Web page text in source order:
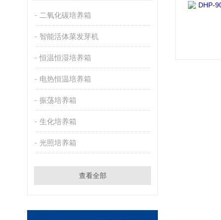
二氧化碳培养箱
智能活体菜发芽机
恒温恒湿培养箱
电热恒温培养箱
振荡培养箱
生化培养箱
光照培养箱
查看全部